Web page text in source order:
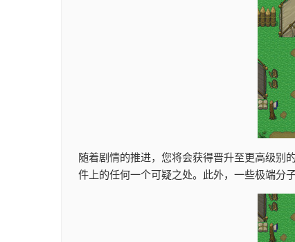
随着剧情的推进，您将会获得晋升至更高级别
件上的任何一个可疑之处。此外，一些极端分